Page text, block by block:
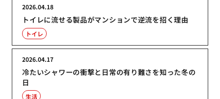
トイレに流せる製品がマンションで逆流を招く理由
2026.04.18
トイレ
冷たいシャワーの衝撃と日常の有り難さを知った冬の
日
2026.04.17
生活